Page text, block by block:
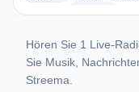
Hören Sie 1 Live-
Sie Musik,
Streema.